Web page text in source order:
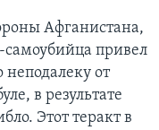
Афганистана,
самоубийца привел
неподалеку от
в результате
Этот теракт в